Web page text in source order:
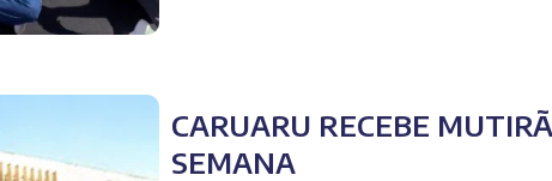
CARUARU RECEBE
SEMANA